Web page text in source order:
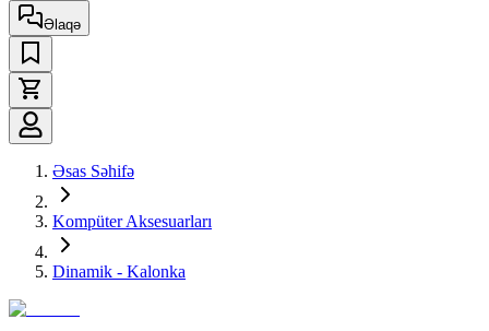
Əlaqə
Əsas Səhifə
Kompüter Aksesuarları
Dinamik - Kalonka